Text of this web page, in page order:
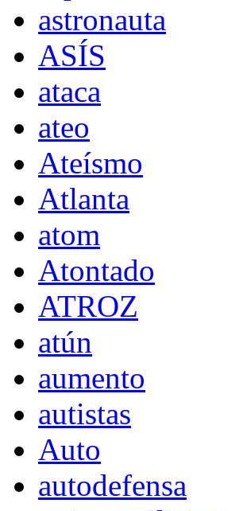
astronauta
ASÍS
ataca
ateo
Ateísmo
Atlanta
atom
Atontado
ATROZ
atún
aumento
autistas
Auto
autodefensa